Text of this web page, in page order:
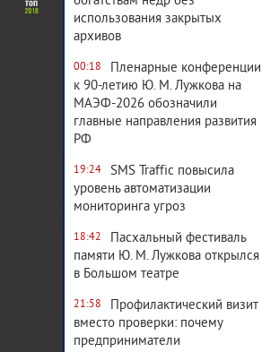
использования закрытых
архивов
00:18
Пленарные конференции
к 90-летию Ю. М. Лужкова на
МАЭФ-2026 обозначили
главные направления развития
РФ
19:24
SMS Traffic повысила
уровень автоматизации
мониторинга угроз
18:42
Пасхальный фестиваль
памяти Ю. М. Лужкова открылся
в Большом театре
21:58
Профилактический визит
вместо проверки: почему
предприниматели